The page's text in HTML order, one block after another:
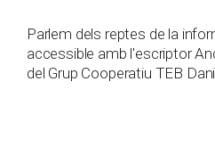
Parlem dels reptes de la
accessible amb l'escriptor
del Grup Cooperatiu TEB